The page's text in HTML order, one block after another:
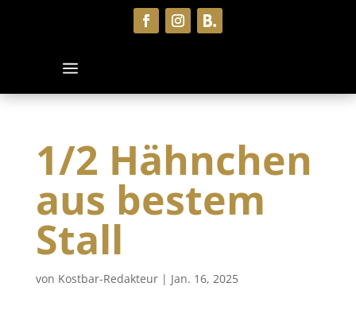
1/2 Hähnchen
aus bestem
Stall
von Kostbar-Redakteur| Jan. 16, 2025